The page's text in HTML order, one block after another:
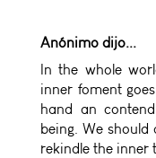
Anónimo dijo...
In the whole
inner foment
hand an
being. We
rekindle the inner